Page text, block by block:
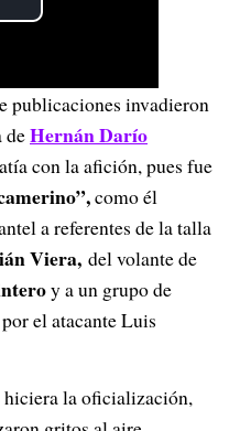
publicaciones invadieron
deHernán Darío
con la afición, pues fue
como él
a referentes de la talla
Viera, del volante de
y a un grupo de
el atacante Luis
hiciera la oficialización,